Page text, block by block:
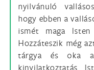
nyilvánuló
hogy ebben a
ismét maga
Hozzáteszik még
tárgya és oka
kinyilatkoztatás